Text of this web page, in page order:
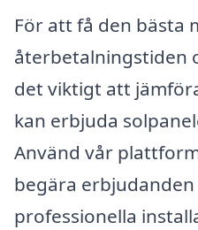
För att få den bästa
återbetalningstiden
det viktigt att
kan erbjuda
Använd vår
begära
professionella